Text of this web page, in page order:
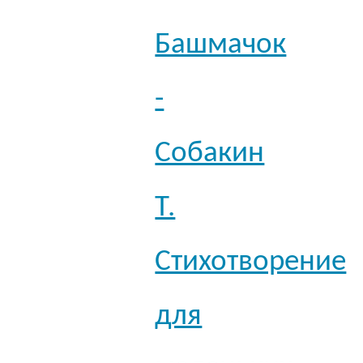
Башмачок
-
Собакин
Т.
Стихотворение
для